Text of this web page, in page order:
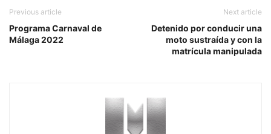
Previous article
Programa Carnaval de
Málaga 2022
Next article
Detenido por conducir una
moto sustraída y con la
matrícula manipulada